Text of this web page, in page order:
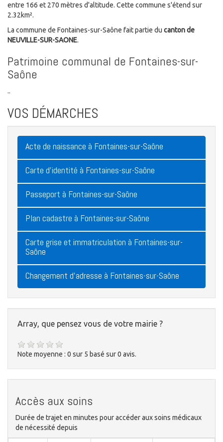
entre 166 et 270 mètres d'altitude. Cette commune s'étend sur
2.32km².
La commune de Fontaines-sur-Saône fait partie du canton de
NEUVILLE-SUR-SAONE.
Patrimoine communal de Fontaines-sur-
Saône
..
VOS DÉMARCHES
Acte de naissance à Fontaines-sur-Saône
Carte d'identité à Fontaines-sur-Saône
Passeport à Fontaines-sur-Saône
Plan cadastre à Fontaines-sur-Saône
Carte grise et immatriculation à Fontaines-sur-
Saône
Changement d'adresse à Fontaines-sur-Saône
Array, que pensez vous de votre mairie ?
Note moyenne : 0 sur 5 basé sur0 avis.
Accès aux soins
Durée de trajet en minutes pour accéder aux soins médicaux
de nécessité depuis